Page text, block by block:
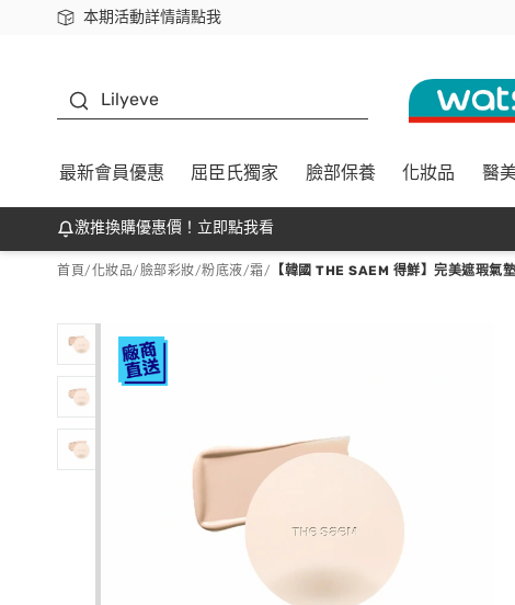
本期活動詳情請點我
下載app最高回饋$350
Lilyeve
最新會員優惠 屈臣氏獨家 臉部保養 化妝品 醫
激推換購優惠價！立即點我看
首頁/化妝品/臉部彩妝/粉底液/霜/ 【韓國 THE SAEM 得鮮】完美遮瑕氣